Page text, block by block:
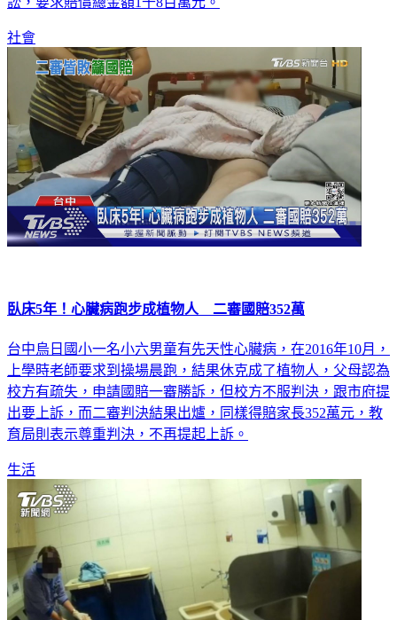
社會
臥床5年！心臟病跑步成植物人 二審國賠352萬
台中烏日國小一名小六男童有先天性心臟病，在2016年10月，
上學時老師要求到操場晨跑，結果休克成了植物人，父母認為
校方有疏失，申請國賠一審勝訴，但校方不服判決，跟市府提
出要上訴，而二審判決結果出爐，同樣得賠家長352萬元，教
育局則表示尊重判決，不再提起上訴。
生活